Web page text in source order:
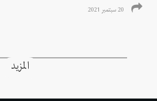
20 سبتمبر 2021
المزيد